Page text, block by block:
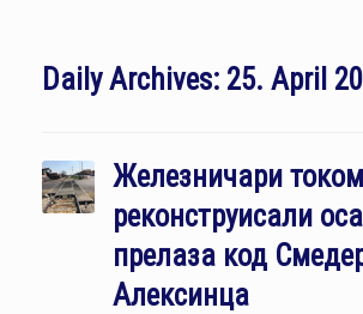
Daily Archives: 25. April
Железничари
реконструисали
прелаза код
Алексинца